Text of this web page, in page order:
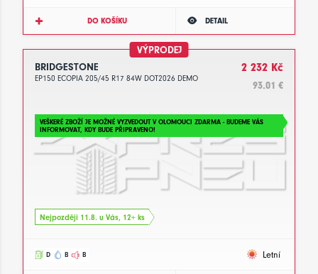
DO KOŠÍKU DETAIL
VÝPRODEJ
BRIDGESTONE
EP150 ECOPIA 205/45 R17 84W DOT2026 DEMO
2 232 Kč
93.01 €
VEŠKERÉ ZBOŽÍ JE MOŽNÉ VYZVEDOUT V OLOMOUCI ZDARMA - BUDEME VÁS
INFORMOVAT, KDY BUDE PŘIPRAVENO!
Nejpozději 11.8. u Vás, 12+ ks
D B B Letní